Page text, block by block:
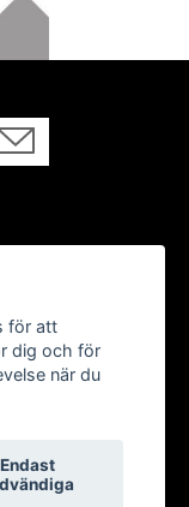
för att
dig och för
när du
Endast